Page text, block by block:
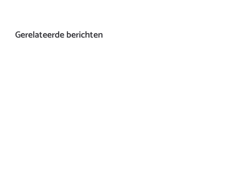
Gerelateerde berichten